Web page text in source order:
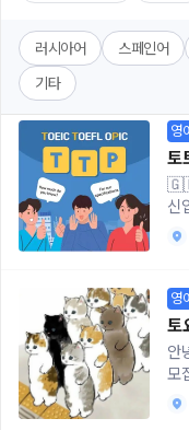
러시아어 스페인어
기타
영
토
🇬🇧
신
디
이
토
성
달
상
영
토
안
모
인
2